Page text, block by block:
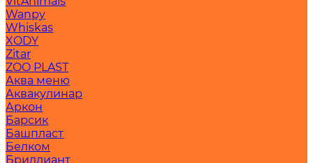
Wanpy
Whiskas
XODY
Zitar
ZOO PLAST
Аква меню
Аквакулинар
Аркон
Барсик
Башпласт
Белком
Бриллиант